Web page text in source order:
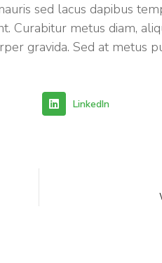
sed lacus dapibus
Curabitur metus diam,
gravida. Sed at metus
LinkedIn